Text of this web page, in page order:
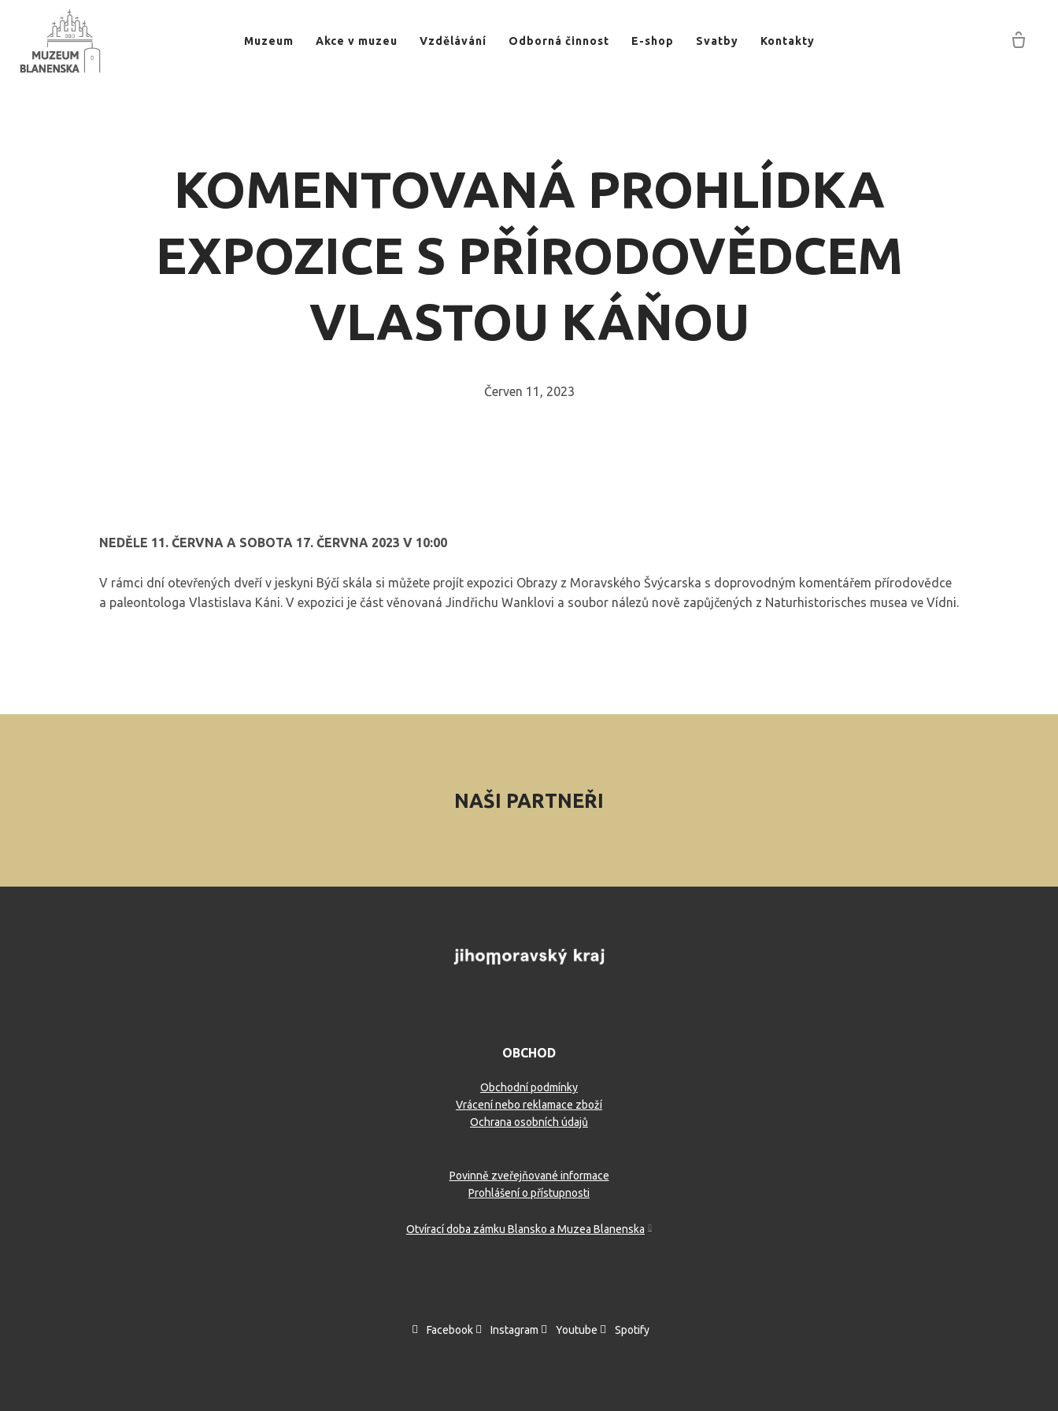
Muzeum Akce v muzeu Vzdělávání Odborná činnost E-shop Svatby Kontakty
KOMENTOVANÁ PROHLÍDKA
EXPOZICE S PŘÍRODOVĚDCEM
VLASTOU KÁŇOU
Červen 11, 2023
NEDĚLE 11. ČERVNA A SOBOTA 17. ČERVNA 2023 V 10:00
V rámci dní otevřených dveří v jeskyni Býčí skála si můžete projít expozici Obrazy z Moravského Švýcarska s doprovodným komentářem přírodovědce
a paleontologa Vlastislava Káni. V expozici je část věnovaná Jindřichu Wanklovi a soubor nálezů nově zapůjčených z Naturhistorisches musea ve Vídni.
NAŠI PARTNEŘI
OBCHOD
Obchodní podmínky
Vrácení nebo reklamace zboží
Ochrana osobních údajů
Povinně zveřejňované informace
Prohlášení o přístupnosti
Otvírací doba zámku Blansko a Muzea Blanenska
Facebook Instagram Youtube Spotify